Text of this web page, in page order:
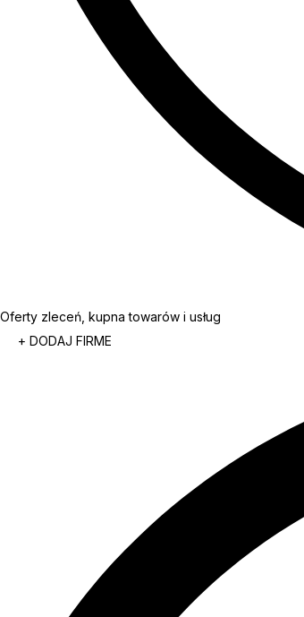
Oferty zleceń, kupna towarów i usług
+ DODAJ FIRME